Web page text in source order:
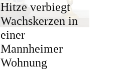
Hitze verbiegt
Wachskerzen in
einer
Mannheimer
Wohnung